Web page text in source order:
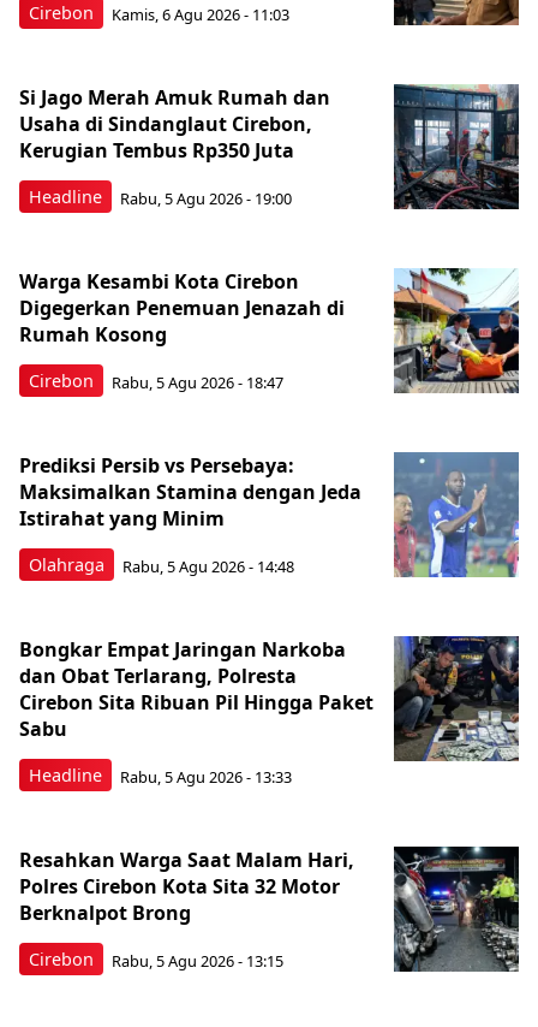
Cirebon Kamis, 6 Agu 2026 - 11:03
Headline
Si Jago Merah Amuk Rumah dan
Usaha di Sindanglaut Cirebon,
Kerugian Tembus Rp350 Juta
Rabu, 5 Agu 2026 - 19:00
Cirebon
Warga Kesambi Kota Cirebon
Digegerkan Penemuan Jenazah di
Rumah Kosong
Rabu, 5 Agu 2026 - 18:47
Olahraga
Prediksi Persib vs Persebaya:
Maksimalkan Stamina dengan Jeda
Istirahat yang Minim
Rabu, 5 Agu 2026 - 14:48
Headline
Bongkar Empat Jaringan Narkoba
dan Obat Terlarang, Polresta
Cirebon Sita Ribuan Pil Hingga Paket
Sabu
Rabu, 5 Agu 2026 - 13:33
Cirebon
Resahkan Warga Saat Malam Hari,
Polres Cirebon Kota Sita 32 Motor
Berknalpot Brong
Rabu, 5 Agu 2026 - 13:15